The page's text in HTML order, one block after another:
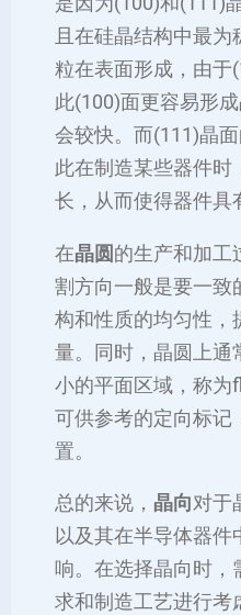
且在硅晶结构中最
粒在表面形成，由于
此(100)面更容易形
会较快。而(111)晶
此在制造某些器件时
长，从而使得器件具
在晶圆 的生产和加工
割方向一般是要一致
构和性质的均匀性，
量。同时，晶圆上通
小的平面区域，称为
可供参考的定向标记
置。
总的来说， 晶向对于
以及其在半导体器件
响。在选择晶向时，
求和制造工艺进行考